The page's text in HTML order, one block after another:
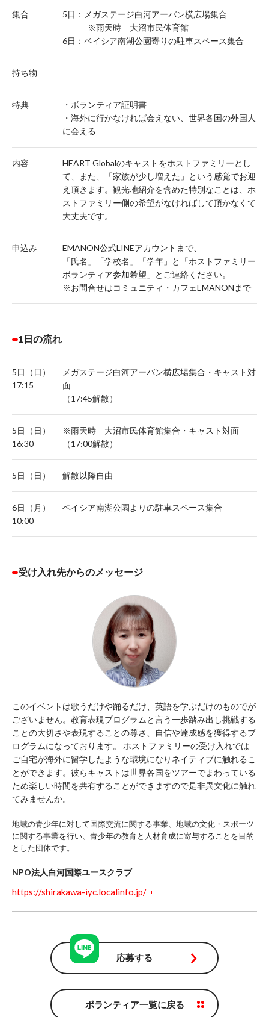
集合
5日：メガステージ白河アーバン横広場集合
※雨天時 大沼市民体育館
6日：ベイシア南湖公園寄りの駐車スペース集合
持ち物
特典
・ボランティア証明書
・海外に行かなければ会えない、世界各国の外国人
に会える
内容
HEART Globalのキャストをホストファミリーとし
て、また、「家族が少し増えた」という感覚でお迎
え頂きます。観光地紹介を含めた特別なことは、ホ
ストファミリー側の希望がなければして頂かなくて
大丈夫です。
申込み
EMANON公式LINEアカウントまで、
「氏名」「学校名」「学年」と「ホストファミリー
ボランティア参加希望」とご連絡ください。
※お問合せはコミュニティ・カフェEMANONまで
1日の流れ
5日（日）
17:15
メガステージ白河アーバン横広場集合・キャスト対
面
（17:45解散）
5日（日）
16:30
※雨天時 大沼市民体育館集合・キャスト対面
（17:00解散）
5日（日） 解散以降自由
6日（月）
10:00
ベイシア南湖公園よりの駐車スペース集合
受け入れ先からのメッセージ
このイベントは歌うだけや踊るだけ、英語を学ぶだけのものでが
ございません。教育表現プログラムと言う一歩踏み出し挑戦する
ことの大切さや表現することの尊さ、自信や達成感を獲得するプ
ログラムになっております。 ホストファミリーの受け入れでは
ご自宅が海外に留学したような環境になりネイティブに触れるこ
とができます。彼らキャストは世界各国をツアーでまわっている
ため楽しい時間を共有することができますので是非異文化に触れ
てみませんか。
地域の青少年に対して国際交流に関する事業、地域の文化・スポーツ
に関する事業を行い、青少年の教育と人材育成に寄与することを目的
とした団体です。
NPO法人白河国際ユースクラブ
https://shirakawa-iyc.localinfo.jp/
応募する
ボランティア一覧に戻る